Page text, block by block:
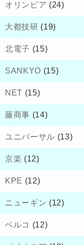
オリンピア (24)
大都技研 (19)
北電子 (15)
SANKYO (15)
NET (15)
藤商事 (14)
ユニバーサル (13)
京楽 (12)
KPE (12)
ニューギン (12)
ベルコ (12)